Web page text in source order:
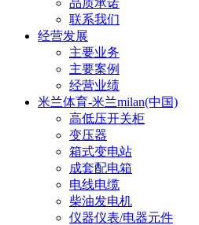
联系我们
经营发展
主要业务
主要案例
经营业绩
米兰体育-米兰milan(中国)
高低压开关柜
变压器
箱式变电站
成套配电箱
电线电缆
柴油发电机
仪器仪表/电器元件